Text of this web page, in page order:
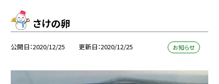
さけの卵
公開日 2020/12/25 更新日 2020/12/25 お知らせ